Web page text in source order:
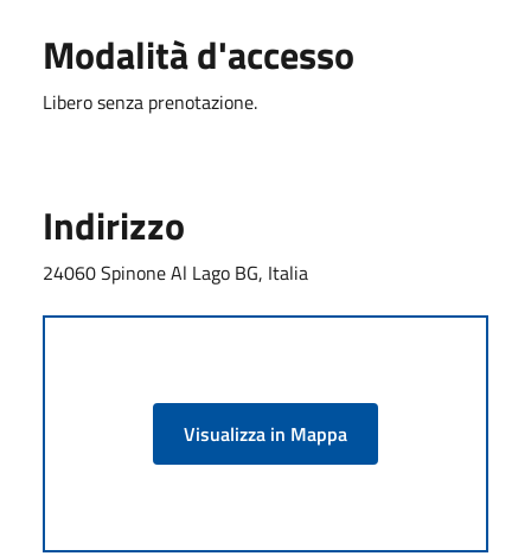
Modalità d'accesso
Libero senza prenotazione.
Indirizzo
24060 Spinone Al Lago BG, Italia
Visualizza in Mappa